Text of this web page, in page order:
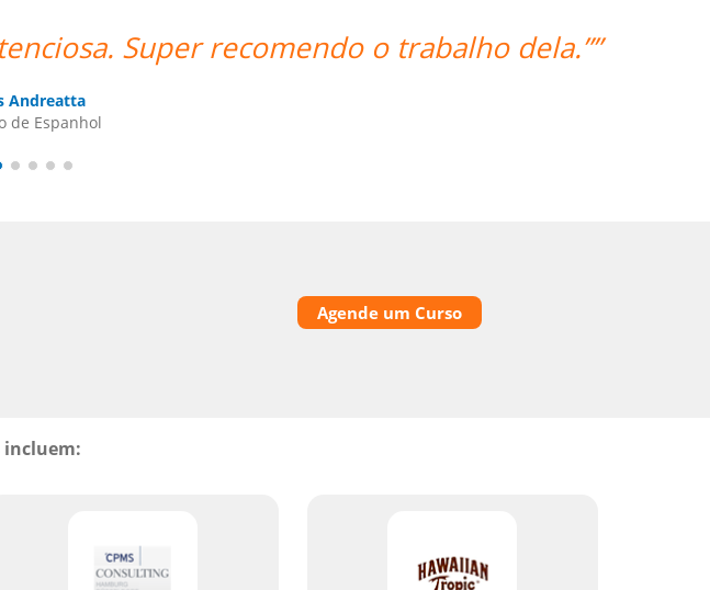
dela.”” “”O fato do Gustavo ser
Agende um Curso
incluem: